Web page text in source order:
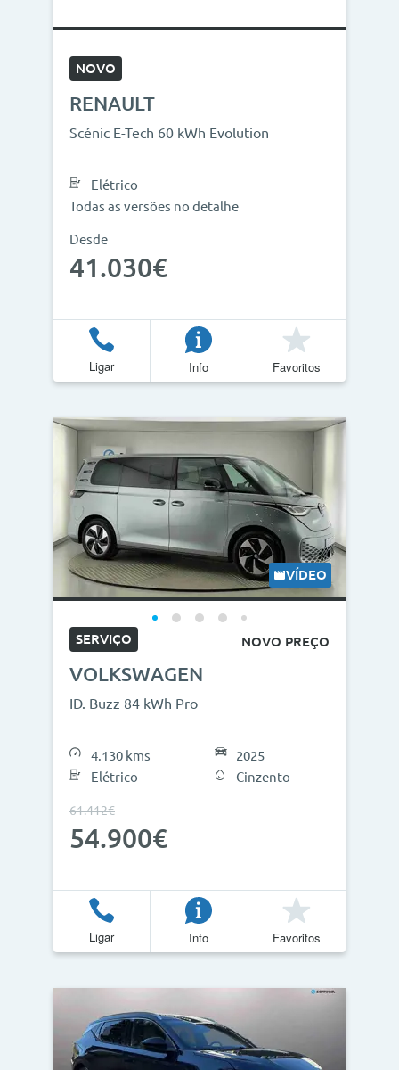
NOVO
RENAULT
Scénic E-Tech 60 kWh Evolution
Elétrico
Todas as versões no detalhe
Desde
41.030€
Ligar Info Favoritos
VÍDEO
SERVIÇO NOVO PREÇO
VOLKSWAGEN
ID. Buzz 84 kWh Pro
4.130 kms
Elétrico
2025
Cinzento
61.412€
54.900€
Ligar Info Favoritos